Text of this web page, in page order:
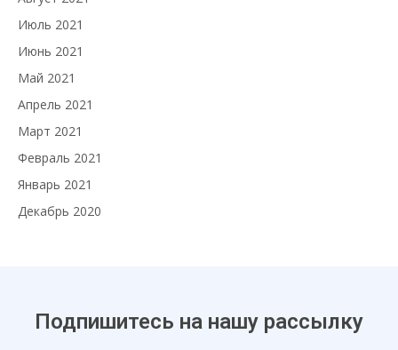
Июль 2021
Июнь 2021
Май 2021
Апрель 2021
Март 2021
Февраль 2021
Январь 2021
Декабрь 2020
Подпишитесь на нашу рассылку